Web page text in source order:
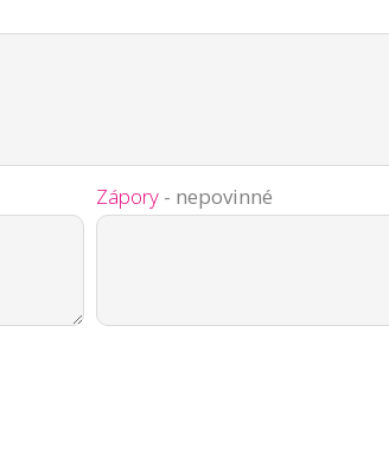
Zápory - nepovinné